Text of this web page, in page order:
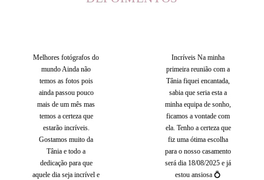
Melhores fotógrafos do
mundo Ainda não
temos as fotos pois
ainda passou pouco
mais de um mês mas
temos a certeza que
estarão incríveis.
Gostamos muito da
Tânia e todo a
dedicação para que
aquele dia seja incrível e
Incríveis Na minha
primeira reunião com a
Tânia fiquei encantada,
sabia que seria esta a
minha equipa de sonho,
ficamos a vontade com
ela. Tenho a certeza que
fiz uma ótima escolha
para o nosso casamento
será dia 18/08/2025 e já
estou ansiosa 💍